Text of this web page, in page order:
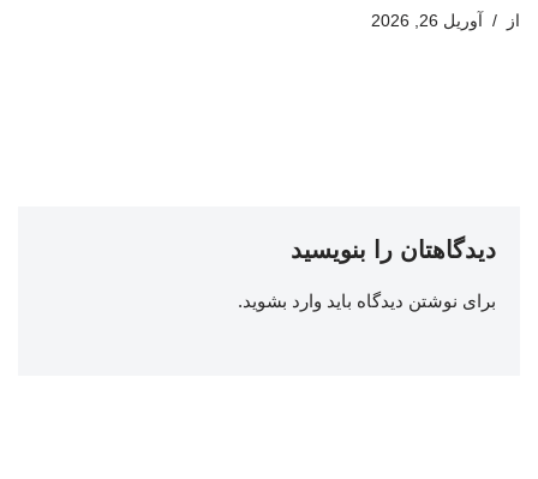
از آوریل 26, 2026
دیدگاهتان را بنویسید
برای نوشتن دیدگاه باید وارد بشوید.